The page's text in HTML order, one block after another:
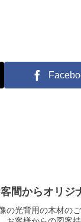
間からオリジ
の光背用の木材の